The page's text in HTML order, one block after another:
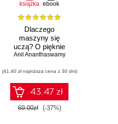
książka ebook
Dlaczego
maszyny się
uczą? O pięknie
matematyki i
współczesnej
sztucznej
inteligencji
Anil Ananthaswamy
(41,40 zł najniższa cena z 30 dni)
43.47 zł
69.00zł (-37%)